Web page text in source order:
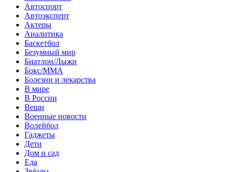
Автоспорт
Автоэксперт
Актеры
Аналитика
Баскетбол
Безумный мир
Биатлон/Лыжи
Бокс/MMA
Болезни и лекарства
В мире
В России
Вещи
Военные новости
Волейбол
Гаджеты
Дети
Дом и сад
Еда